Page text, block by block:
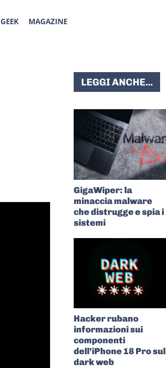
GEEK MAGAZINE
LEGGI ANCHE...
GigaWiper: la
minaccia malware
che distrugge e spia i
sistemi
Hacker rubano
informazioni sui
componenti
dell’iPhone 18 Pro sul
dark web